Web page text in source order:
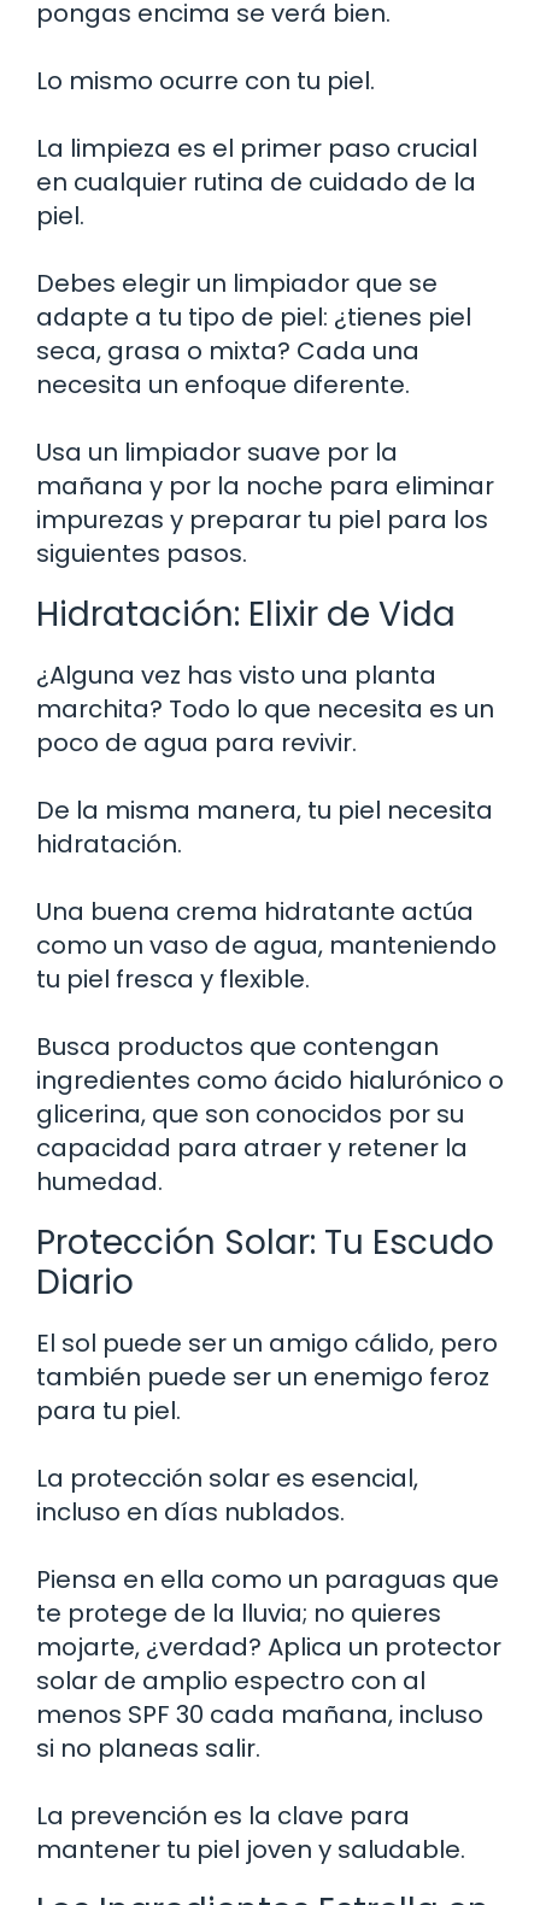
pongas encima se verá bien.
Lo mismo ocurre con tu piel.
La limpieza es el primer paso crucial
en cualquier rutina de cuidado de la
piel.
Debes elegir un limpiador que se
adapte a tu tipo de piel: ¿tienes piel
seca, grasa o mixta? Cada una
necesita un enfoque diferente.
Usa un limpiador suave por la
mañana y por la noche para eliminar
impurezas y preparar tu piel para los
siguientes pasos.
Hidratación: Elixir de Vida
¿Alguna vez has visto una planta
marchita? Todo lo que necesita es un
poco de agua para revivir.
De la misma manera, tu piel necesita
hidratación.
Una buena crema hidratante actúa
como un vaso de agua, manteniendo
tu piel fresca y flexible.
Busca productos que contengan
ingredientes como ácido hialurónico o
glicerina, que son conocidos por su
capacidad para atraer y retener la
humedad.
Protección Solar: Tu Escudo
Diario
El sol puede ser un amigo cálido, pero
también puede ser un enemigo feroz
para tu piel.
La protección solar es esencial,
incluso en días nublados.
Piensa en ella como un paraguas que
te protege de la lluvia; no quieres
mojarte, ¿verdad? Aplica un protector
solar de amplio espectro con al
menos SPF 30 cada mañana, incluso
si no planeas salir.
La prevención es la clave para
mantener tu piel joven y saludable.